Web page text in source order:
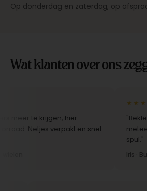
Op donderdag en zaterdag, op
Wat klanten over ons
te krijgen, hier
verpakt en snel
★★★★★
"Bekleding
meteen weer
Iris ·